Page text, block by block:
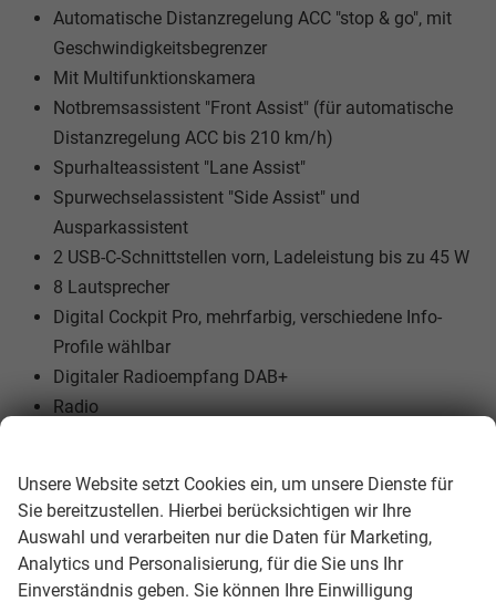
Automatische Distanzregelung ACC "stop & go", mit
Geschwindigkeitsbegrenzer
Mit Multifunktionskamera
Notbremsassistent "Front Assist" (für automatische
Distanzregelung ACC bis 210 km/h)
Spurhalteassistent "Lane Assist"
Spurwechselassistent "Side Assist" und
Ausparkassistent
2 USB-C-Schnittstellen vorn, Ladeleistung bis zu 45 W
8 Lautsprecher
Digital Cockpit Pro, mehrfarbig, verschiedene Info-
Profile wählbar
Digitaler Radioempfang DAB+
Radio
Vorbereitet für spätere Freischaltung:
Navigationsfunktion "Discover Media"
12-V-Steckdose an der Mittelkonsole hinten und im
Gepäckraum
Unsere Website setzt Cookies ein, um unsere Dienste für
Sie bereitzustellen. Hierbei berücksichtigen wir Ihre
Auswahl und verarbeiten nur die Daten für Marketing,
Analytics und Personalisierung, für die Sie uns Ihr
Einverständnis geben. Sie können Ihre Einwilligung